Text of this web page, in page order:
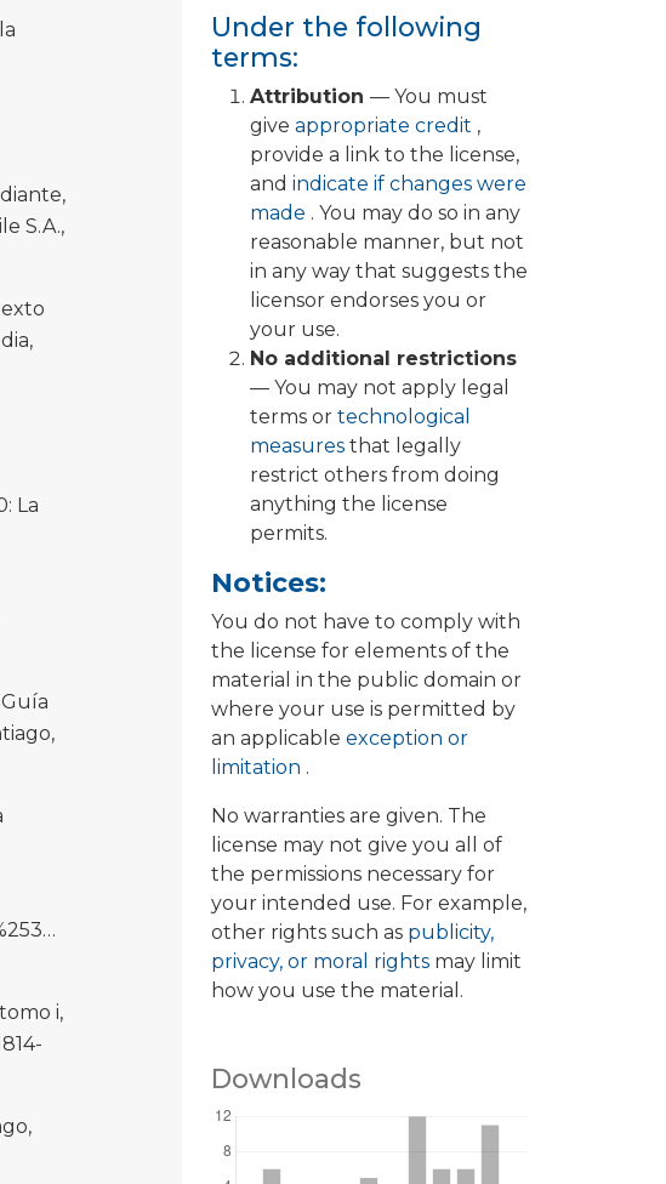
Under the following
terms:
Attribution — You must
give appropriate credit ,
provide a link to the license,
and indicate if changes were
made . You may do so in any
reasonable manner, but not
in any way that suggests the
licensor endorses you or
your use.
No additional restrictions
— You may not apply legal
terms or technological
measures that legally
restrict others from doing
anything the license
permits.
Notices:
You do not have to comply with
the license for elements of the
material in the public domain or
where your use is permitted by
an applicable exception or
limitation .
No warranties are given. The
license may not give you all of
the permissions necessary for
your intended use. For example,
other rights such as publicity,
privacy, or moral rights may limit
how you use the material.
Downloads
S.A.,
La
i,